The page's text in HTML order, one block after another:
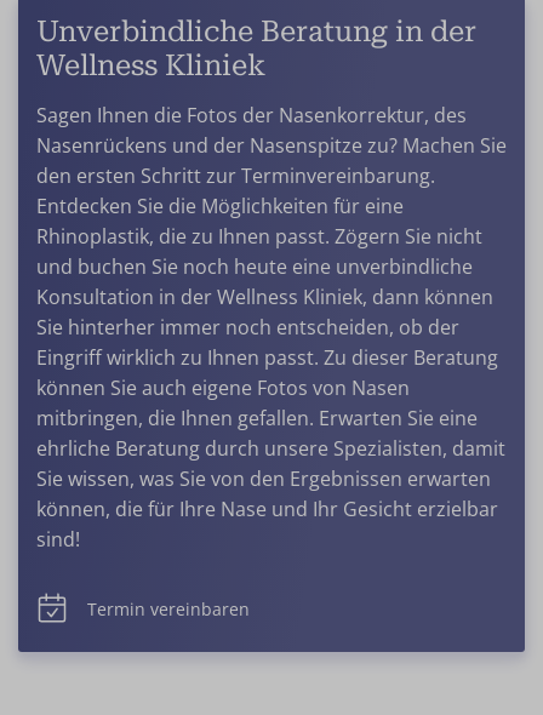
Unverbindliche Beratung in der
Wellness Kliniek
Sagen Ihnen die Fotos der Nasenkorrektur, des
Nasenrückens und der Nasenspitze zu? Machen Sie
den ersten Schritt zur Terminvereinbarung.
Entdecken Sie die Möglichkeiten für eine
Rhinoplastik, die zu Ihnen passt. Zögern Sie nicht
und buchen Sie noch heute eine unverbindliche
Konsultation in der Wellness Kliniek, dann können
Sie hinterher immer noch entscheiden, ob der
Eingriff wirklich zu Ihnen passt. Zu dieser Beratung
können Sie auch eigene Fotos von Nasen
mitbringen, die Ihnen gefallen. Erwarten Sie eine
ehrliche Beratung durch unsere Spezialisten, damit
Sie wissen, was Sie von den Ergebnissen erwarten
können, die für Ihre Nase und Ihr Gesicht erzielbar
sind!
Termin vereinbaren